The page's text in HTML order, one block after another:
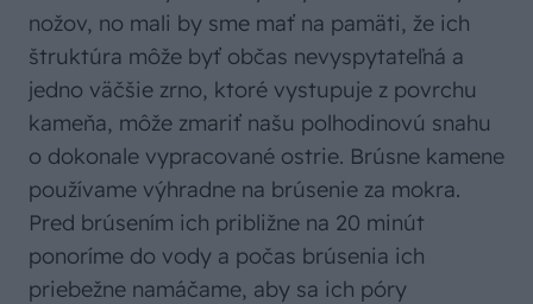
nožov, no mali by sme mať na pamäti, že ich
štruktúra môže byť občas nevyspytateľná a
jedno väčšie zrno, ktoré vystupuje z povrchu
kameňa, môže zmariť našu polhodinovú snahu
o dokonale vypracované ostrie. Brúsne kamene
používame výhradne na brúsenie za mokra.
Pred brúsením ich približne na 20 minút
ponoríme do vody a počas brúsenia ich
priebežne namáčame, aby sa ich póry